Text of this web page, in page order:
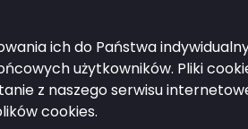
ich do Państwa
użytkowników. Pliki
z naszego serwisu
cookies.